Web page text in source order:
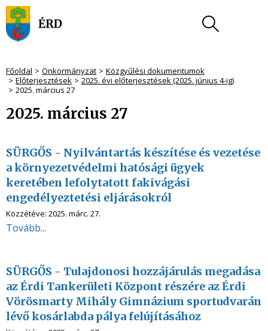
Főoldal Önkormányzat
Közgyűlési dokumentumok
Előterjesztések
2025. évi előterjesztések (2025. június 4-ig)
2025. március 27
2025. március 27
SÜRGŐS - Nyilvántartás készítése és vezetése
a környezetvédelmi hatósági ügyek
keretében lefolytatott fakivágási
engedélyeztetési eljárásokról
Közzétéve: 2025. márc. 27.
Tovább...
SÜRGŐS - Tulajdonosi hozzájárulás megadása
az Érdi Tankerületi Központ részére az Érdi
Vörösmarty Mihály Gimnázium sportudvarán
lévő kosárlabda pálya felújításához